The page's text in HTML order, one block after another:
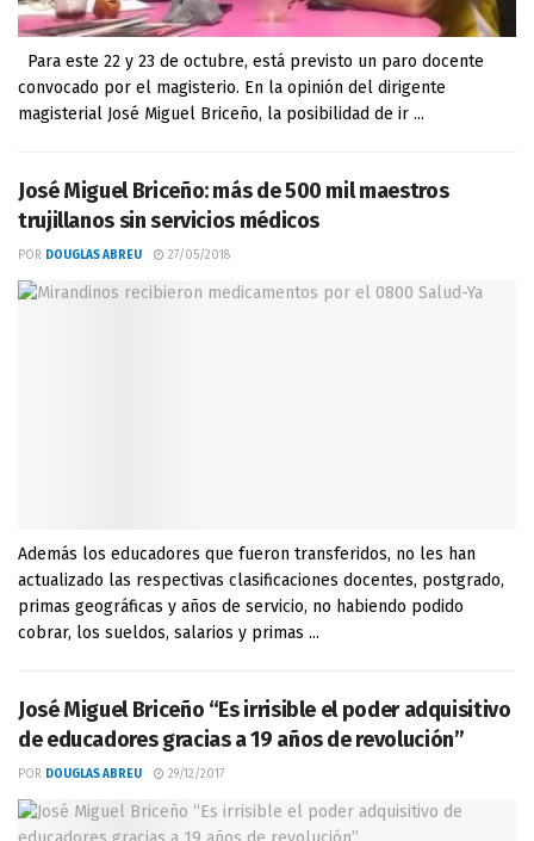
Para este 22 y 23 de octubre, está previsto un paro docente
convocado por el magisterio. En la opinión del dirigente
magisterial José Miguel Briceño, la posibilidad de ir ...
José Miguel Briceño: más de 500 mil maestros
trujillanos sin servicios médicos
POR DOUGLAS ABREU 27/05/2018
Además los educadores que fueron transferidos, no les han
actualizado las respectivas clasificaciones docentes, postgrado,
primas geográficas y años de servicio, no habiendo podido
cobrar, los sueldos, salarios y primas ...
José Miguel Briceño “Es irrisible el poder adquisitivo
de educadores gracias a 19 años de revolución”
POR DOUGLAS ABREU 29/12/2017